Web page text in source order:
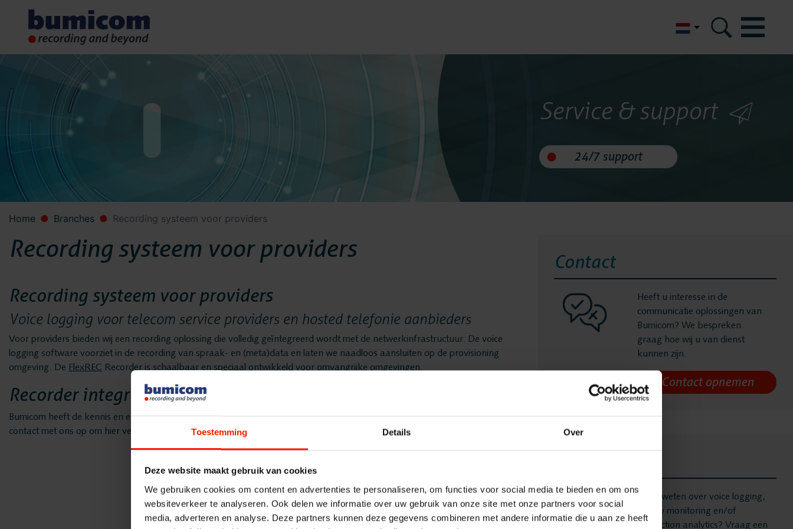
Toestemming Details Over
Deze website maakt gebruik van cookies
We gebruiken cookies om content en advertenties te personaliseren, om functies voor social media te bieden en om ons
websiteverkeer te analyseren. Ook delen we informatie over uw gebruik van onze site met onze partners voor social
media, adverteren en analyse. Deze partners kunnen deze gegevens combineren met andere informatie die u aan ze heeft
Bumicom
Over Bumicom
Bumicom referenties
Bumicom certificeringen
Oplossingen
Recording
Voice logging
Messaging Recording
Quality Monitoring
Service & support
Home Branches Recording systeem voor providers
Recording systeem voor providers
Recording systeem voor providers
Voice logging voor telecom service providers en hosted telefonie aanbieders
Voor providers bieden wij een recording oplossing die volledig geïntegreerd wordt met de netwerkinfrastructuur. De voice
logging software voorziet in de recording van spraak- en (meta)data en laten we naadloos aansluiten op de provisioning
omgeving. De FlexREC Recorder is schaalbaar en speciaal ontwikkeld voor omvangrijke omgevingen.
Recorder integreren in telecominfrastructuur
Bumicom heeft de kennis en expertise om onze recording oplossing volledig te intergreren in uw telefominfrastructuur. Neem
contact met ons op om hier verder af te stemmen.
Contact
Heeft u interesse in de
communicatie oplossingen van
Bumicom? We bespreken
graag hoe wij u van dienst
kunnen zijn.
Meer weten over voice logging,
quality monitoring en/of
interaction analytics? Vraag een